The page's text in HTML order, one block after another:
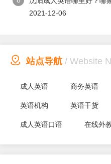
2021-12-06
 站点导航 / Website
成人英语 商务英语
英语机构 英语干货
成人英语口语 在线外